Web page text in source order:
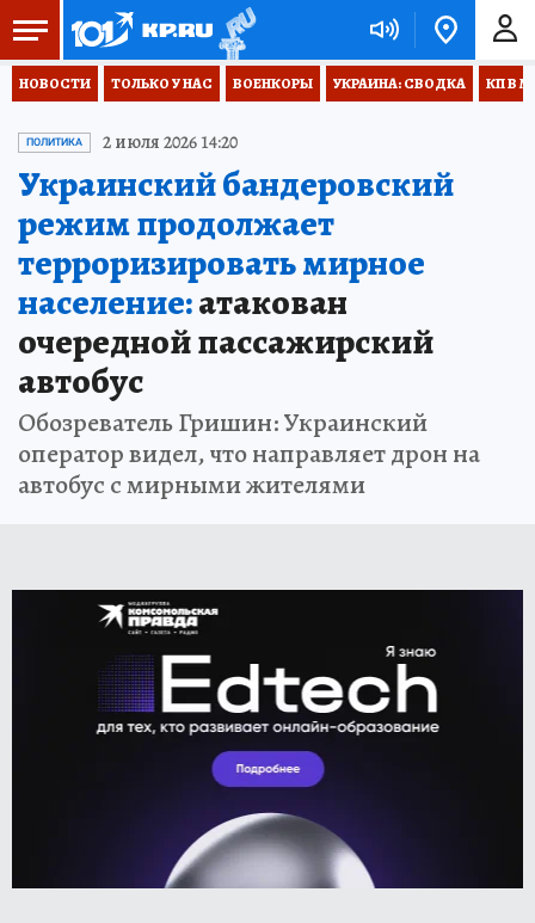
НОВОСТИ ТОЛЬКО У НАС ВОЕНКОРЫ УКРАИНА: СВОДКА КП В
ПОЛИТИКА 2 июля 2026 14:20
Украинский бандеровский
режим продолжает
терроризировать мирное
население:атакован
очередной пассажирский
автобус
Обозреватель Гришин: Украинский
оператор видел, что направляет дрон на
автобус с мирными жителями